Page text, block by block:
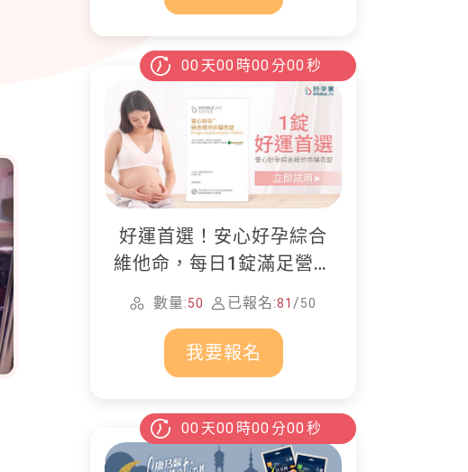
00 天00 時00 分00 秒
好運首選！安心好孕綜合
維他命，每日1錠滿足營養
所需
數量:50 已報名:81 /50
我要報名
00 天00 時00 分00 秒